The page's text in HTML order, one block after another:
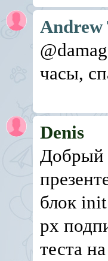
Andrew
часы,
Denis
Добрый
блок
рх
теста